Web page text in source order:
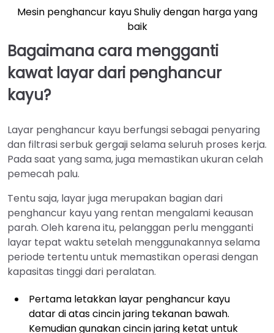
Mesin penghancur kayu Shuliy dengan harga yang
baik
Bagaimana cara mengganti
kawat layar dari penghancur
kayu?
Layar penghancur kayu berfungsi sebagai penyaring
dan filtrasi serbuk gergaji selama seluruh proses kerja.
Pada saat yang sama, juga memastikan ukuran celah
pemecah palu.
Tentu saja, layar juga merupakan bagian dari
penghancur kayu yang rentan mengalami keausan
parah. Oleh karena itu, pelanggan perlu mengganti
layar tepat waktu setelah menggunakannya selama
periode tertentu untuk memastikan operasi dengan
kapasitas tinggi dari peralatan.
Pertama letakkan layar penghancur kayu
datar di atas cincin jaring tekanan bawah.
Kemudian gunakan cincin jaring ketat untuk